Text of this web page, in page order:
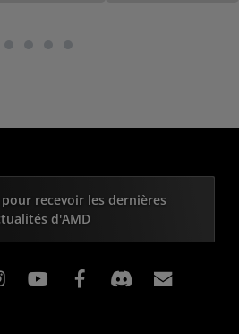
recevoir les dernières
d'AMD
Instagram Facebook